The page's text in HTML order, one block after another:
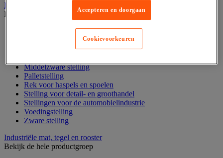
Industriële en magazijnstellingen
Bekijk de hele productgroep
Doorschuifstelling en doorrolstelling
Draagarmstelling voor lange lasten
Entresol voor magazijn
Middelzware stelling
Palletstelling
Rek voor haspels en spoelen
Stelling voor detail- en groothandel
Stellingen voor de automobielindustrie
Voedingstelling
Zware stelling
Industriële mat, tegel en rooster
Bekijk de hele productgroep
Accepteren en doorgaan
Cookievoorkeuren